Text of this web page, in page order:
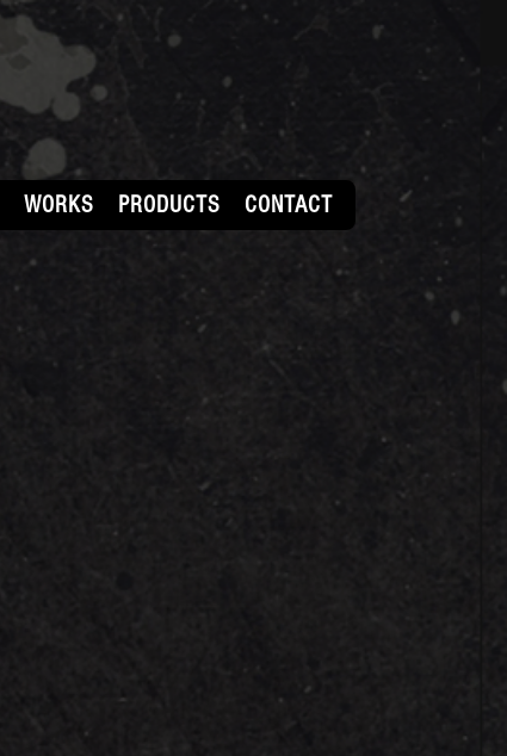
WORKS PRODUCTS CONTACT